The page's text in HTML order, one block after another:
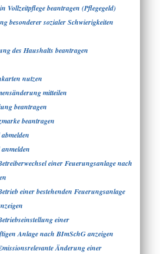
Vollzeitpflege beantragen (Pflegegeld)
besonderer sozialer Schwierigkeiten
des Haushalts beantragen
nutzen
mitteilen
beantragen
beantragen
einer Feuerungsanlage nach
einer bestehenden Feuerungsanlage
einer
Anlage nach BImSchG anzeigen
Änderung einer